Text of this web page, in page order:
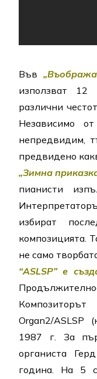
Във
използват 12
различни
Независимо
непредвидим,
предвидено
„Зимна
пианисти
избират
композицията.
не само
“ASLSP” е
Organ2/ASLSP
1987 г. За
органиста
година. На 5